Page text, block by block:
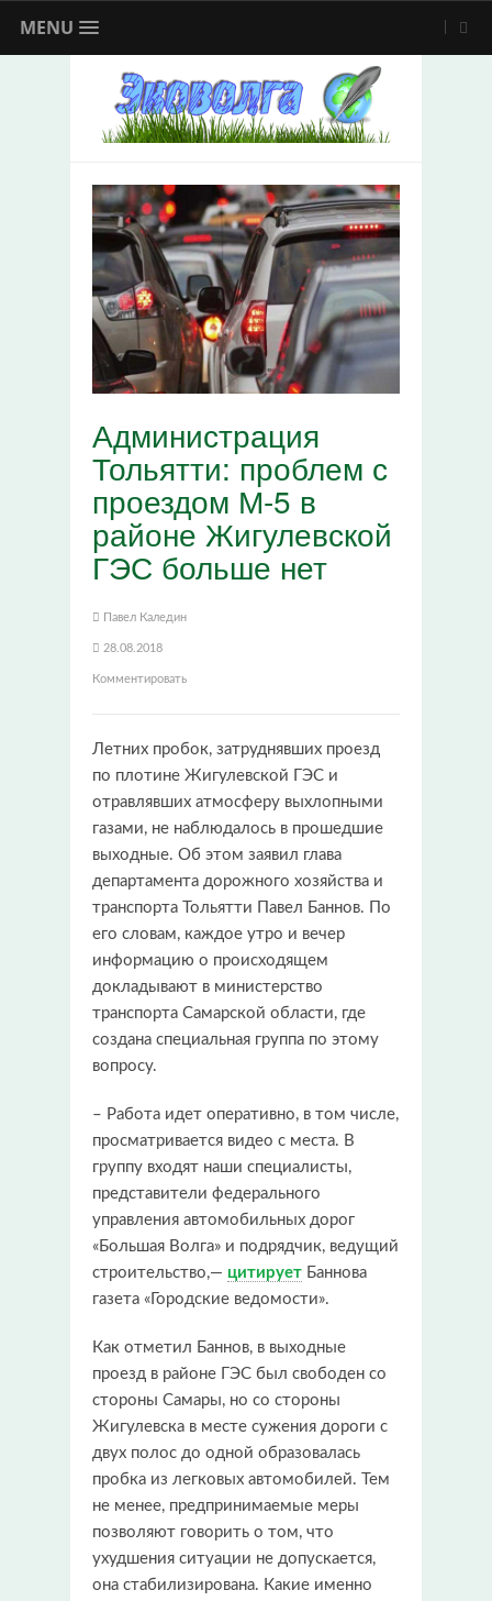
MENU
Администрация
Тольятти: проблем с
проездом М-5 в
районе Жигулевской
ГЭС больше нет
Павел Каледин
28.08.2018
Комментировать
Летних пробок, затруднявших проезд
по плотине Жигулевской ГЭС и
отравлявших атмосферу выхлопными
газами, не наблюдалось в прошедшие
выходные. Об этом заявил глава
департамента дорожного хозяйства и
транспорта Тольятти Павел Баннов. По
его словам, каждое утро и вечер
информацию о происходящем
докладывают в министерство
транспорта Самарской области, где
создана специальная группа по этому
вопросу.
– Работа идет оперативно, в том числе,
просматривается видео с места. В
группу входят наши специалисты,
представители федерального
управления автомобильных дорог
«Большая Волга» и подрядчик, ведущий
строительство,— цитирует Баннова
газета «Городские ведомости».
Как отметил Баннов, в выходные
проезд в районе ГЭС был свободен со
стороны Самары, но со стороны
Жигулевска в месте сужения дороги с
двух полос до одной образовалась
пробка из легковых автомобилей. Тем
не менее, предпринимаемые меры
позволяют говорить о том, что
ухудшения ситуации не допускается,
она стабилизирована. Какие именно